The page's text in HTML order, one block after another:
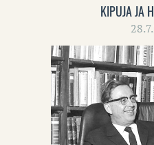
KIPUJA JA